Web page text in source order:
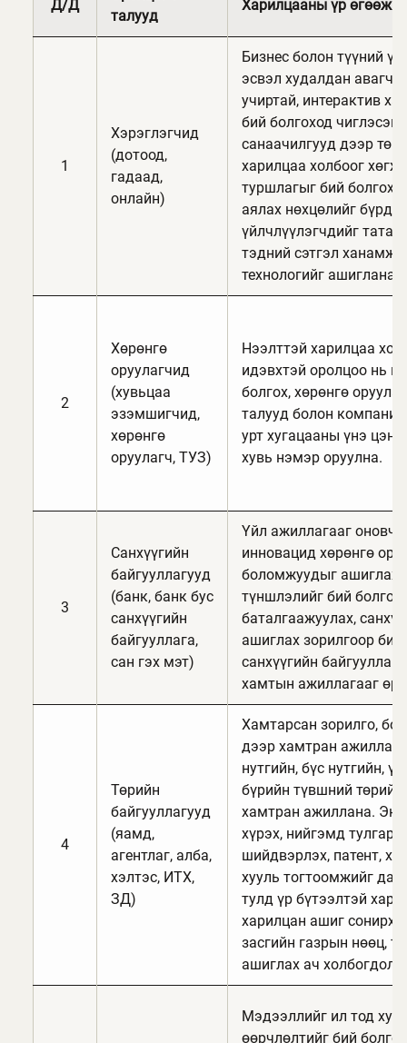
Д/Д
талууд
Харилцааны үр өгөөж
1
Хэрэглэгчид
(дотоод,
гадаад,
онлайн)
Бизнес болон түүний
эсвэл худалдан
учиртай, интерактив
бий болгоход чиглэсэн
санаачилгууд дээр
харилцаа холбоог
туршлагыг бий болгох,
аялах нөхцөлийг
үйлчлүүлэгчдийг
тэдний сэтгэл
технологийг ашиглана.
2
Хөрөнгө
оруулагчид
(хувьцаа
эзэмшигчид,
хөрөнгө
оруулагч, ТУЗ)
Нээлттэй харилцаа
идэвхтэй оролцоо нь
болгох, хөрөнгө
талууд болон
урт хугацааны үнэ
хувь нэмэр оруулна.
3
Санхүүгийн
байгууллагууд
(банк, банк бус
санхүүгийн
байгууллага,
сан гэх мэт)
Үйл ажиллагааг
инновацид хөрөнгө
боломжуудыг
түншлэлийг бий
баталгаажуулах,
ашиглах зорилгоор
санхүүгийн
хамтын ажиллагааг
4
Төрийн
байгууллагууд
(яамд,
агентлаг, алба,
хэлтэс, ИТХ,
ЗД)
Хамтарсан зорилго,
дээр хамтран
нутгийн, бүс нутгийн,
бүрийн түвшний төрийн
хамтран ажиллана. Энэ
хүрэх, нийгэмд
шийдвэрлэх, патент,
хууль тогтоомжийг
тулд үр бүтээлтэй
харилцан ашиг
засгийн газрын нөөц,
ашиглах ач
Мэдээллийг ил тод
өөрчлөлтийг бий